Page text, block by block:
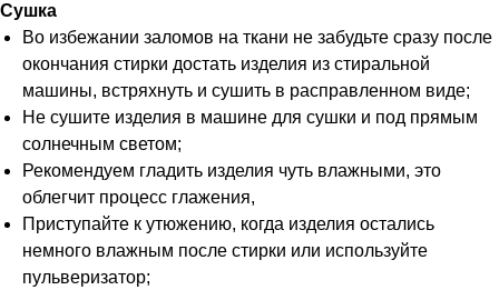
Сушка
Во избежании заломов на ткани не забудьте сразу после
окончания стирки достать изделия из стиральной
машины, встряхнуть и сушить в расправленном виде;
Не сушите изделия в машине для сушки и под прямым
солнечным светом;
Рекомендуем гладить изделия чуть влажными, это
облегчит процесс глажения,
Приступайте к утюжению, когда изделия остались
немного влажным после стирки или используйте
пульверизатор;